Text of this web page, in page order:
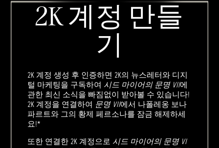
2K 계정 만들
기
2K 계정 생성 후 인증하면 2K의 뉴스레터와 디지
털 마케팅을 구독하여 시드 마이어의 문명 VII에
관한 최신 소식을 빠짐없이 받아볼 수 있습니다!
2K 계정을 연결하여 문명 VII에서 나폴레옹 보나
파르트와 그의 황제 페르소나를 잠금 해제하세
요!*
또한 연결한 2K 계정으로 시드 마이어의 문명 VI